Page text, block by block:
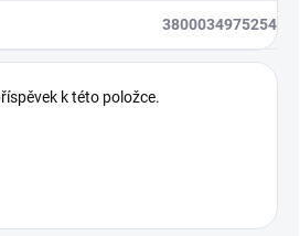
3800034975254
k této položce.